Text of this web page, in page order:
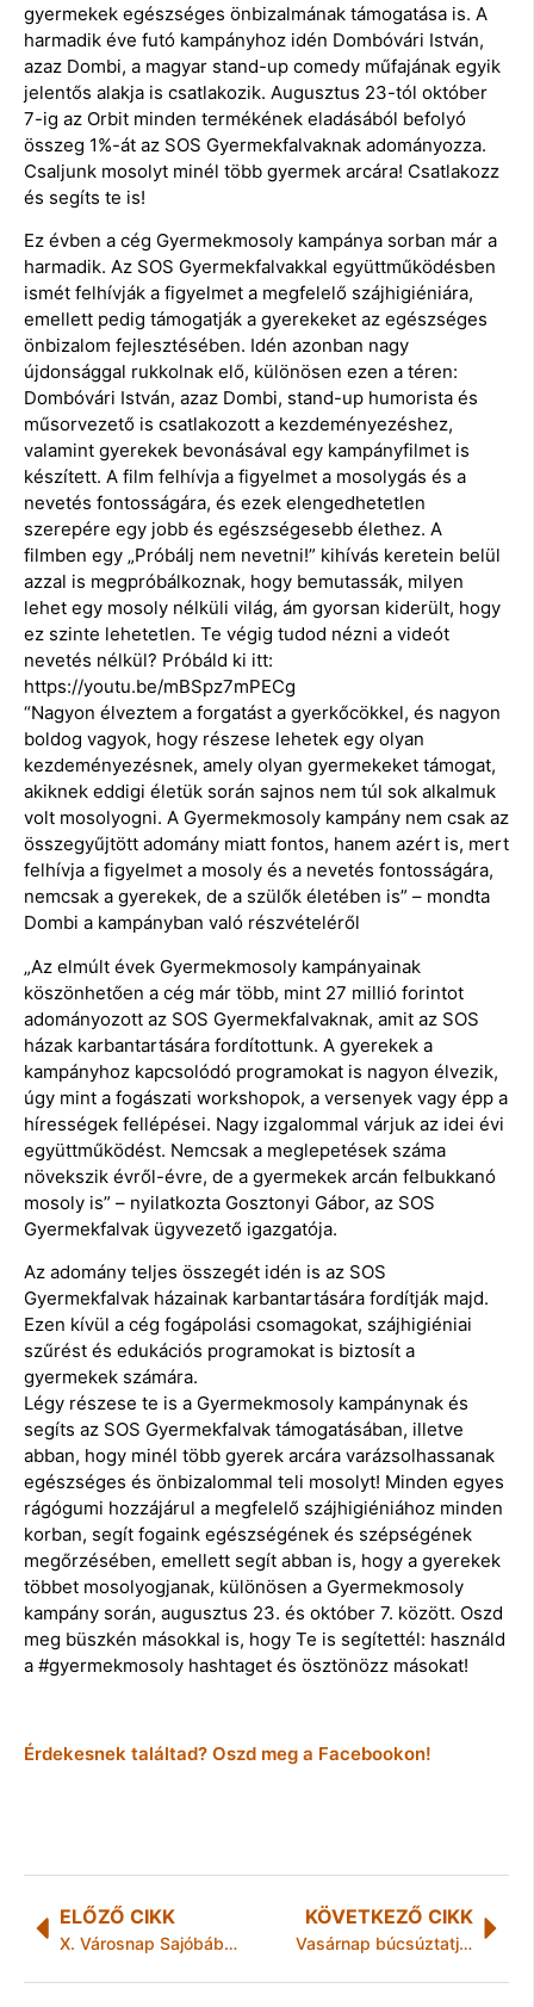
gyermekek egészséges önbizalmának támogatása is. A
harmadik éve futó kampányhoz idén Dombóvári István,
azaz Dombi, a magyar stand-up comedy műfajának egyik
jelentős alakja is csatlakozik. Augusztus 23-tól október
7-ig az Orbit minden termékének eladásából befolyó
összeg 1%-át az SOS Gyermekfalvaknak adományozza.
Csaljunk mosolyt minél több gyermek arcára! Csatlakozz
és segíts te is!
Ez évben a cég Gyermekmosoly kampánya sorban már a
harmadik. Az SOS Gyermekfalvakkal együttműködésben
ismét felhívják a figyelmet a megfelelő szájhigiéniára,
emellett pedig támogatják a gyerekeket az egészséges
önbizalom fejlesztésében. Idén azonban nagy
újdonsággal rukkolnak elő, különösen ezen a téren:
Dombóvári István, azaz Dombi, stand-up humorista és
műsorvezető is csatlakozott a kezdeményezéshez,
valamint gyerekek bevonásával egy kampányfilmet is
készített. A film felhívja a figyelmet a mosolygás és a
nevetés fontosságára, és ezek elengedhetetlen
szerepére egy jobb és egészségesebb élethez. A
filmben egy „Próbálj nem nevetni!” kihívás keretein belül
azzal is megpróbálkoznak, hogy bemutassák, milyen
lehet egy mosoly nélküli világ, ám gyorsan kiderült, hogy
ez szinte lehetetlen. Te végig tudod nézni a videót
nevetés nélkül? Próbáld ki itt:
https://youtu.be/mBSpz7mPECg
“Nagyon élveztem a forgatást a gyerkőcökkel, és nagyon
boldog vagyok, hogy részese lehetek egy olyan
kezdeményezésnek, amely olyan gyermekeket támogat,
akiknek eddigi életük során sajnos nem túl sok alkalmuk
volt mosolyogni. A Gyermekmosoly kampány nem csak az
összegyűjtött adomány miatt fontos, hanem azért is, mert
felhívja a figyelmet a mosoly és a nevetés fontosságára,
nemcsak a gyerekek, de a szülők életében is” – mondta
Dombi a kampányban való részvételéről
„Az elmúlt évek Gyermekmosoly kampányainak
köszönhetően a cég már több, mint 27 millió forintot
adományozott az SOS Gyermekfalvaknak, amit az SOS
házak karbantartására fordítottunk. A gyerekek a
kampányhoz kapcsolódó programokat is nagyon élvezik,
úgy mint a fogászati workshopok, a versenyek vagy épp a
hírességek fellépései. Nagy izgalommal várjuk az idei évi
együttműködést. Nemcsak a meglepetések száma
növekszik évről-évre, de a gyermekek arcán felbukkanó
mosoly is” – nyilatkozta Gosztonyi Gábor, az SOS
Gyermekfalvak ügyvezető igazgatója.
Az adomány teljes összegét idén is az SOS
Gyermekfalvak házainak karbantartására fordítják majd.
Ezen kívül a cég fogápolási csomagokat, szájhigiéniai
szűrést és edukációs programokat is biztosít a
gyermekek számára.
Légy részese te is a Gyermekmosoly kampánynak és
segíts az SOS Gyermekfalvak támogatásában, illetve
abban, hogy minél több gyerek arcára varázsolhassanak
egészséges és önbizalommal teli mosolyt! Minden egyes
rágógumi hozzájárul a megfelelő szájhigiéniához minden
korban, segít fogaink egészségének és szépségének
megőrzésében, emellett segít abban is, hogy a gyerekek
többet mosolyogjanak, különösen a Gyermekmosoly
kampány során, augusztus 23. és október 7. között. Oszd
meg büszkén másokkal is, hogy Te is segítettél: használd
a #gyermekmosoly hashtaget és ösztönözz másokat!
Érdekesnek találtad? Oszd meg a Facebookon!
ELŐZŐ CIKK
X. Városnap Sajóbábonyban
KÖVETKEZŐ CIKK
Vasárnap búcsúztatják Székhelyi Józsefet